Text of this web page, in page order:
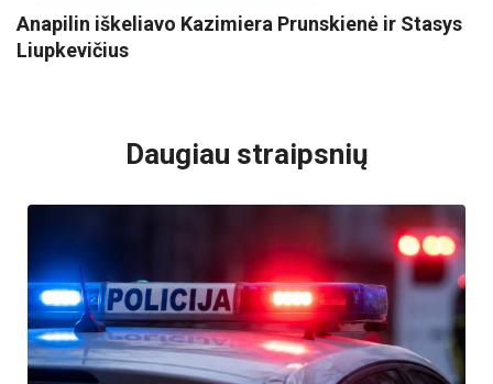
Anapilin iškeliavo Kazimiera Prunskienė ir Stasys
Liupkevičius
Daugiau straipsnių